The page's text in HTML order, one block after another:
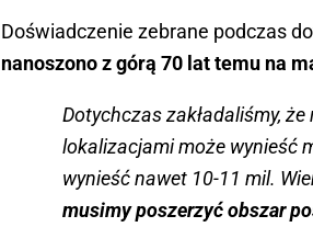
Doświadczenie zebrane podczas
nanoszono z górą 70 lat temu na
Dotychczas zakładaliśmy,
lokalizacjami może wynieść
wynieść nawet 10-11 mil.
musimy poszerzyć obszar